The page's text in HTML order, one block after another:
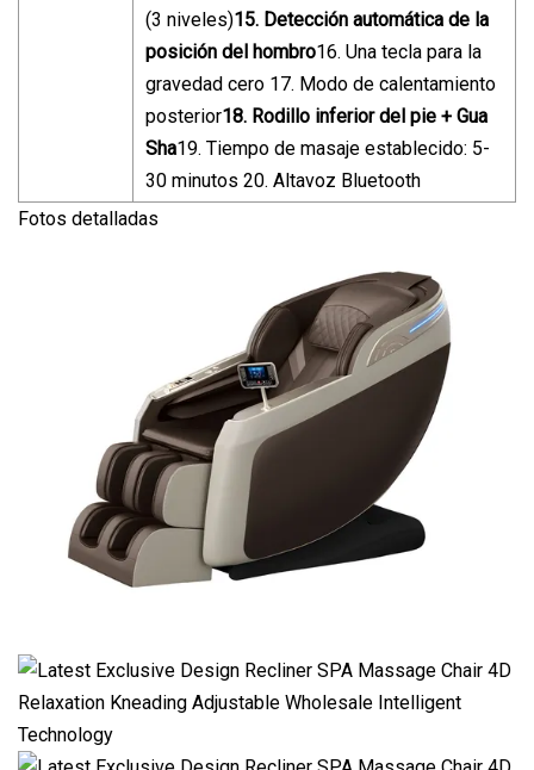
(3 niveles)15. Detección automática de la
posición del hombro16. Una tecla para la
gravedad cero 17. Modo de calentamiento
posterior18. Rodillo inferior del pie + Gua
Sha19. Tiempo de masaje establecido: 5-
30 minutos 20. Altavoz Bluetooth
Fotos detalladas